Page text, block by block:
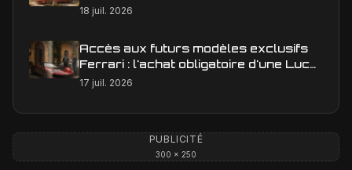
18 juil. 2026
Accès aux futurs modèles exclusifs
Ferrari : l'achat obligatoire d'une Luce
est-il une réalité ?
17 juil. 2026
PUBLICITÉ
300 × 250